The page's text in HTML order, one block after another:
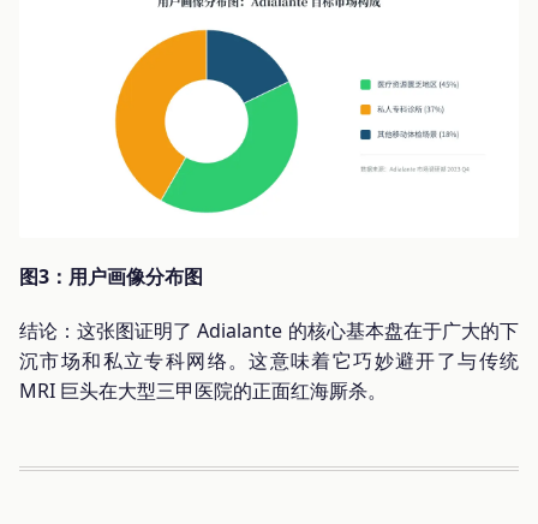
图3：用户画像分布图
结论：这张图证明了 Adialante 的核心基本盘在于广大的下
沉市场和私立专科网络。这意味着它巧妙避开了与传统
MRI 巨头在大型三甲医院的正面红海厮杀。